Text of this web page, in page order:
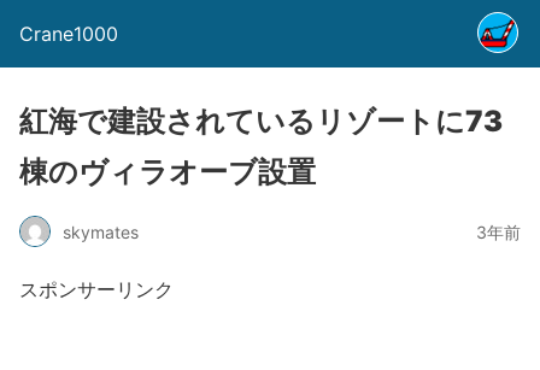
Crane1000
紅海で建設されているリゾートに73
棟のヴィラオーブ設置
skymates 3年前
スポンサーリンク